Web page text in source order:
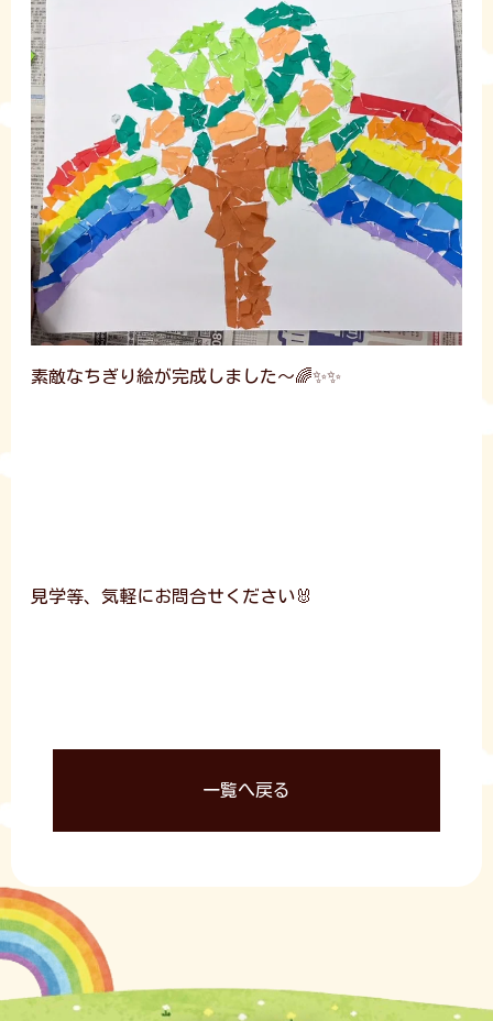
素敵なちぎり絵が完成しました～🌈✨✨
見学等、気軽にお問合せください🐰
一覧へ戻る